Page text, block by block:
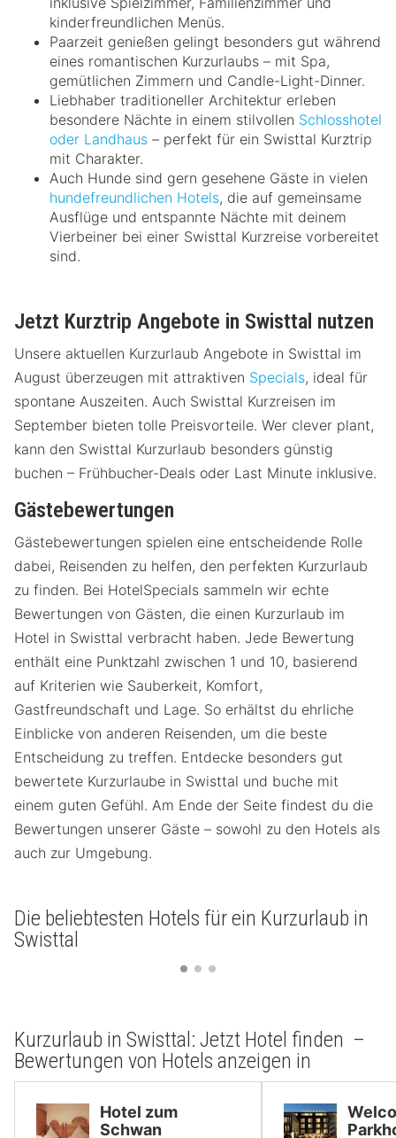
kinderfreundlichen Menüs.
Paarzeit genießen gelingt besonders gut während
eines romantischen Kurzurlaubs – mit Spa,
gemütlichen Zimmern und Candle-Light-Dinner.
Liebhaber traditioneller Architektur erleben
besondere Nächte in einem stilvollen Schlosshotel
oder Landhaus – perfekt für ein Swisttal Kurztrip
mit Charakter.
Auch Hunde sind gern gesehene Gäste in vielen
hundefreundlichen Hotels, die auf gemeinsame
Ausflüge und entspannte Nächte mit deinem
Vierbeiner bei einer Swisttal Kurzreise vorbereitet
sind.
Jetzt Kurztrip Angebote in Swisttal nutzen
Unsere aktuellen Kurzurlaub Angebote in Swisttal im
August überzeugen mit attraktiven Specials, ideal für
spontane Auszeiten. Auch Swisttal Kurzreisen im
September bieten tolle Preisvorteile. Wer clever plant,
kann den Swisttal Kurzurlaub besonders günstig
buchen – Frühbucher-Deals oder Last Minute inklusive.
Gästebewertungen
Gästebewertungen spielen eine entscheidende Rolle
dabei, Reisenden zu helfen, den perfekten Kurzurlaub
zu finden. Bei HotelSpecials sammeln wir echte
Bewertungen von Gästen, die einen Kurzurlaub im
Hotel in Swisttal verbracht haben. Jede Bewertung
enthält eine Punktzahl zwischen 1 und 10, basierend
auf Kriterien wie Sauberkeit, Komfort,
Gastfreundschaft und Lage. So erhältst du ehrliche
Einblicke von anderen Reisenden, um die beste
Entscheidung zu treffen. Entdecke besonders gut
bewertete Kurzurlaube in Swisttal und buche mit
einem guten Gefühl. Am Ende der Seite findest du die
Bewertungen unserer Gäste – sowohl zu den Hotels als
auch zur Umgebung.
Die beliebtesten Hotels für ein Kurzurlaub in
Swisttal
Kurzurlaub in Swisttal: Jetzt Hotel finden –
Bewertungen von Hotels anzeigen in
Hotel zum
Schwan